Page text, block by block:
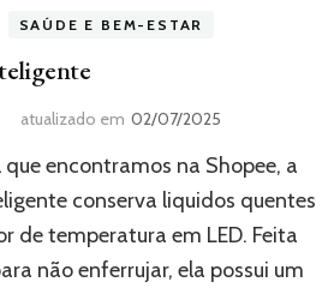
SAÚDE E BEM-ESTAR
atualizado em 02/07/2025
encontramos na Shopee, a
conserva liquidos quentes
de temperatura em LED. Feita
não enferrujar, ela possui um